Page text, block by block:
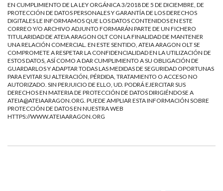
EN CUMPLIMIENTO DE LA LEY ORGÁNICA 3/2018 DE 5 DE DICIEMBRE, DE
PROTECCIÓN DE DATOS PERSONALES Y GARANTÍA DE LOS DERECHOS
DIGITALES LE INFORMAMOS QUE LOS DATOS CONTENIDOS EN ESTE
CORREO Y/O ARCHIVO ADJUNTO FORMARÁN PARTE DE UN FICHERO
TITULARIDAD DE ATEIA ARAGON OLT CON LA FINALIDAD DE MANTENER
UNA RELACIÓN COMERCIAL. EN ESTE SENTIDO, ATEIA ARAGON OLT SE
COMPROMETE A RESPETAR LA CONFIDENCIALIDAD EN LA UTILIZACIÓN DE
ESTOS DATOS, ASÍ COMO A DAR CUMPLIMIENTO A SU OBLIGACIÓN DE
GUARDARLOS Y ADAPTAR TODAS LAS MEDIDAS DE SEGURIDAD OPORTUNAS
PARA EVITAR SU ALTERACIÓN, PÉRDIDA, TRATAMIENTO O ACCESO NO
AUTORIZADO. SIN PERJUICIO DE ELLO, UD. PODRÁ EJERCITAR SUS
DERECHOS EN MATERIA DE PROTECCIÓN DE DATOS DIRIGIÉNDOSE A
ATEIA@ATEIAARAGON.ORG . PUEDE AMPLIAR ESTA INFORMACIÓN SOBRE
PROTECCIÓN DE DATOS EN NUESTRA WEB
HTTPS://WWW.ATEIAARAGON.ORG